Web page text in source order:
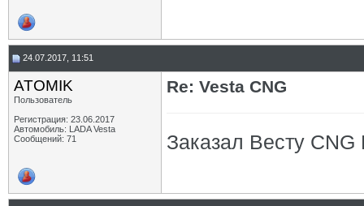
24.07.2017, 11:51
ATOMIK
Пользователь
Регистрация: 23.06.2017
Автомобиль: LADA Vesta
Сообщений: 71
Re: Vesta CNG
Заказал Весту